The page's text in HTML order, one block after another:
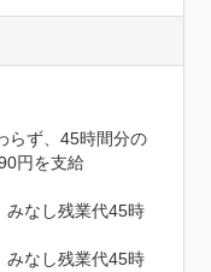
らず、45時間分の
円を支給
みなし残業代45時
みなし残業代45時